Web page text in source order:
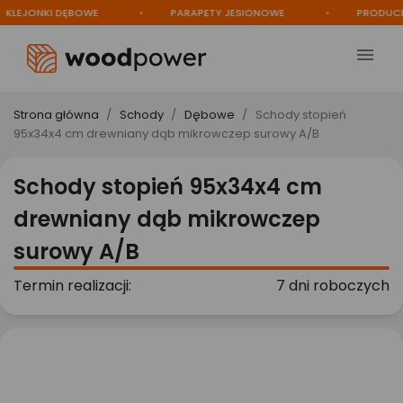
DĘBOWE PARAPETY JESIONOWE PRODUCENT

Strona główna Schody Dębowe
Schody stopień
95x34x4 cm drewniany dąb mikrowczep surowy A/B
Schody stopień 95x34x4 cm
drewniany dąb mikrowczep
surowy A/B
Termin realizacji: 7 dni roboczych